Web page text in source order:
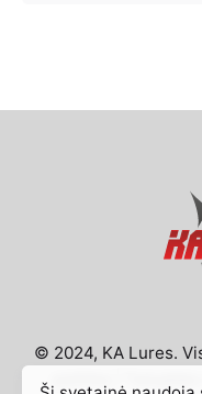
© 2024, KA Lures.